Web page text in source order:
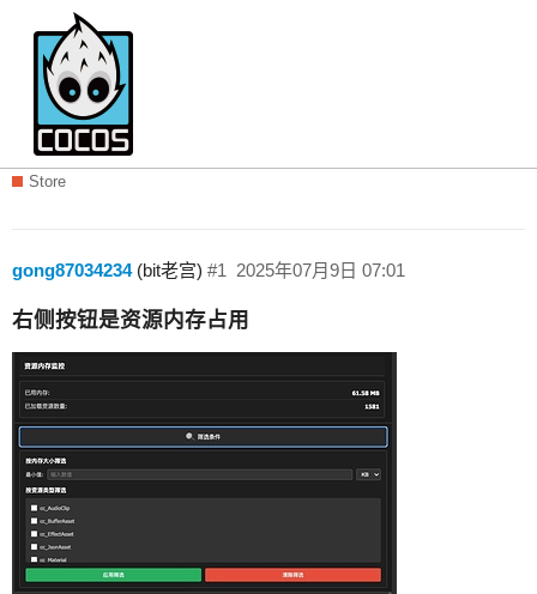
【Cocos官方推荐】这款Cocos Creator
调试神器让你开发效率翻倍 🚀
Store
gong87034234(bit老宫) 2025年07月9日 07:01
#1
右侧按钮是资源内存占用